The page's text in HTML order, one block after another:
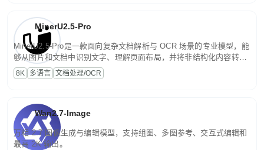
MinerU2.5-Pro
MinerU2.5-Pro是一款面向复杂文档解析与 OCR 场景的专业模型，能
够从图片和文档中识别文字、理解页面布局，并将非结构化内容转换
为便于存储、检索和二次处理的结构化结果。
8K 多语言 文档处理/OCR
Wan2.7-Image
万相 2.7 图像生成与编辑模型，支持组图、多图参考、交互式编辑和
最高 2K 输出。